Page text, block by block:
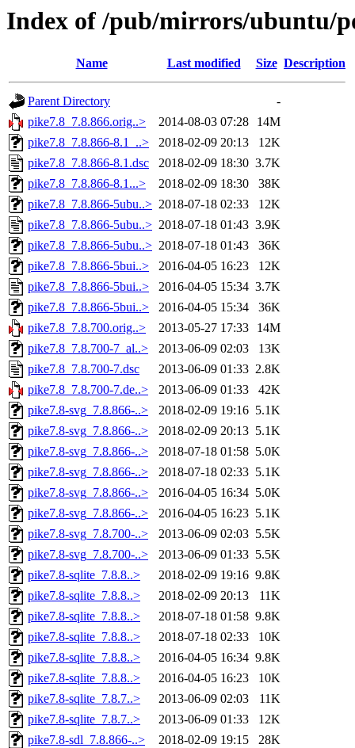
Index of /pub/mirrors/ubuntu/
Name Last modified Size Description
Parent Directory
-
pike7.8_7.8.866.orig..>
2014-08-03 07:28
14M
pike7.8_7.8.866-8.1_..>
2018-02-09 20:13
12K
pike7.8_7.8.866-8.1.dsc
2018-02-09 18:30 3.7K
pike7.8_7.8.866-8.1...>
2018-02-09 18:30
38K
pike7.8_7.8.866-5ubu..> 2018-07-18 02:33
12K
pike7.8_7.8.866-5ubu..> 2018-07-18 01:43 3.9K
pike7.8_7.8.866-5ubu..> 2018-07-18 01:43
36K
pike7.8_7.8.866-5bui..>
2016-04-05 16:23
12K
pike7.8_7.8.866-5bui..>
2016-04-05 15:34 3.7K
pike7.8_7.8.866-5bui..>
2016-04-05 15:34
36K
pike7.8_7.8.700.orig..>
2013-05-27 17:33
14M
pike7.8_7.8.700-7_al..>
2013-06-09 02:03
13K
pike7.8_7.8.700-7.dsc
2013-06-09 01:33 2.8K
pike7.8_7.8.700-7.de..>
2013-06-09 01:33
42K
pike7.8-svg_7.8.866-..>
2018-02-09 19:16 5.1K
pike7.8-svg_7.8.866-..>
2018-02-09 20:13 5.1K
pike7.8-svg_7.8.866-..>
2018-07-18 01:58 5.0K
pike7.8-svg_7.8.866-..>
2018-07-18 02:33 5.1K
pike7.8-svg_7.8.866-..>
2016-04-05 16:34 5.0K
pike7.8-svg_7.8.866-..>
2016-04-05 16:23 5.1K
pike7.8-svg_7.8.700-..>
2013-06-09 02:03 5.5K
pike7.8-svg_7.8.700-..>
2013-06-09 01:33 5.5K
pike7.8-sqlite_7.8.8..>
2018-02-09 19:16 9.8K
pike7.8-sqlite_7.8.8..>
2018-02-09 20:13
11K
pike7.8-sqlite_7.8.8..>
2018-07-18 01:58 9.8K
pike7.8-sqlite_7.8.8..>
2018-07-18 02:33
10K
pike7.8-sqlite_7.8.8..>
2016-04-05 16:34 9.8K
pike7.8-sqlite_7.8.8..>
2016-04-05 16:23
10K
pike7.8-sqlite_7.8.7..>
2013-06-09 02:03
11K
pike7.8-sqlite_7.8.7..>
2013-06-09 01:33
12K
pike7.8-sdl_7.8.866-..>
2018-02-09 19:15
28K